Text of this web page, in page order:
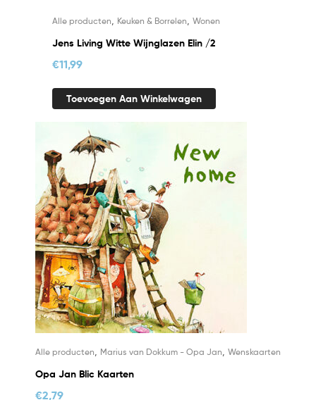
Alle producten Keuken & Borrelen Wonen
Jens Living Witte Wijnglazen Elin /2
€11,99
Toevoegen Aan Winkelwagen
Alle producten Marius van Dokkum - Opa Jan Wenskaarten
Opa Jan Blic Kaarten
€2,79